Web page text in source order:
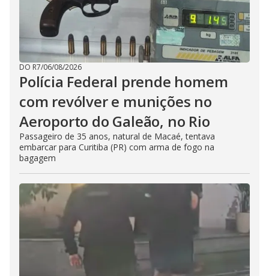
DO R7/06/08/2026
Polícia Federal prende homem
com revólver e munições no
Aeroporto do Galeão, no Rio
Passageiro de 35 anos, natural de Macaé, tentava
embarcar para Curitiba (PR) com arma de fogo na
bagagem